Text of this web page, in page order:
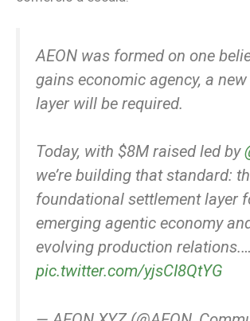
AEON was formed on one
gains economic agency, a
layer will be required.
Today, with $8M raised led by
we’re building that standard:
foundational settlement layer
emerging agentic economy
evolving production relations.…
pic.twitter.com/yjsCI8QtYG